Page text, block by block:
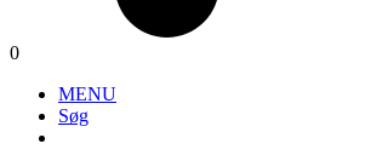
0
MENU
Søg